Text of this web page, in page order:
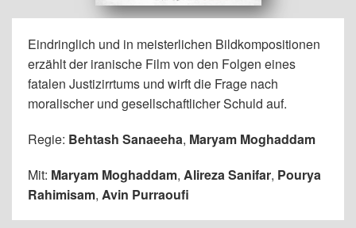
Eindringlich und in meisterlichen Bildkompositionen
erzählt der iranische Film von den Folgen eines
fatalen Justizirrtums und wirft die Frage nach
moralischer und gesellschaftlicher Schuld auf.
Regie: Behtash Sanaeeha, Maryam Moghaddam
Mit: Maryam Moghaddam, Alireza Sanifar, Pourya
Rahimisam, Avin Purraoufi